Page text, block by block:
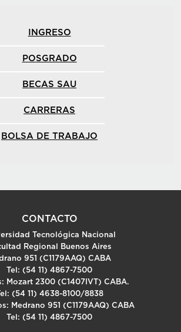
INGRESO
POSGRADO
BECAS SAU
CARRERAS
BOLSA DE TRABAJO
CONTACTO
Tecnológica Nacional
Regional Buenos Aires
951 (C1179AAQ) CABA
Tel: (54 11) 4867-7500
Mozart 2300 (C1407IVT) CABA.
Tel: (54 11) 4638-8100/8838
Medrano 951 (C1179AAQ) CABA
Tel: (54 11) 4867-7500